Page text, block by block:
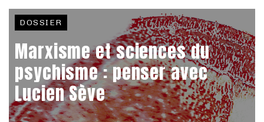
DOSSIER
Marxisme et sciences du
psychisme : penser avec
Lucien Sève